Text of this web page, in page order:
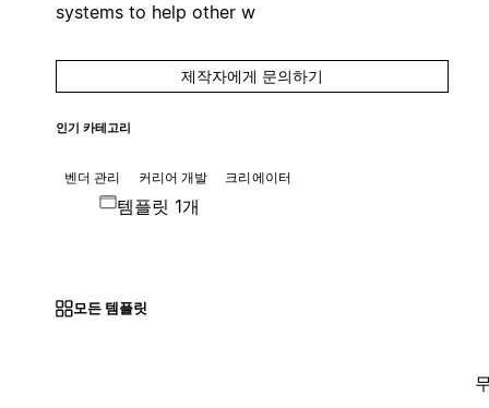
systems to help other w
제작자에게 문의하기
인기 카테고리
벤더 관리 커리어 개발 크리에이터
템플릿 1개
모든 템플릿